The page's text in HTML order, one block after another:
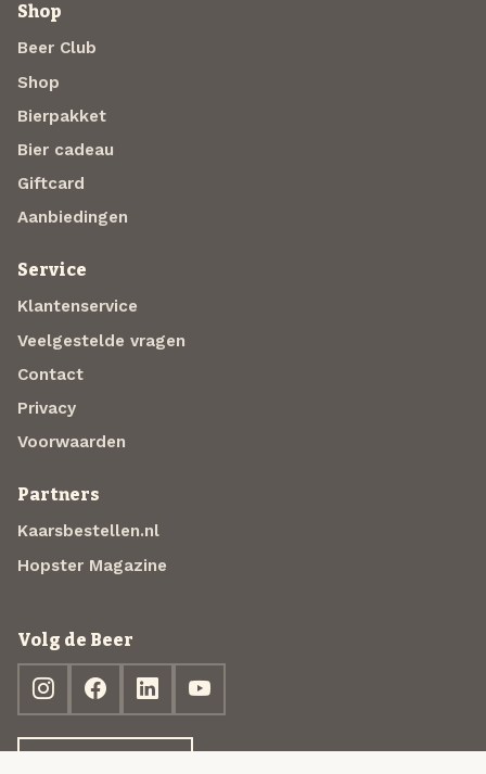
Shop
Beer Club
Shop
Bierpakket
Bier cadeau
Giftcard
Aanbiedingen
Service
Klantenservice
Veelgestelde vragen
Contact
Privacy
Voorwaarden
Partners
Kaarsbestellen.nl
Hopster Magazine
Volg de Beer